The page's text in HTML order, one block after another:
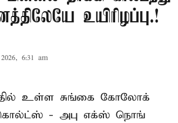
உயிரிழப்பு.!
6:31 am
உள்ள சுங்கை கோலோக்
- அபு எக்ஸ் நொங்